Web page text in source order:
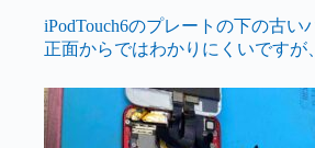
iPodTouch6のプレートの下の古い
正面からではわかりにくいですが